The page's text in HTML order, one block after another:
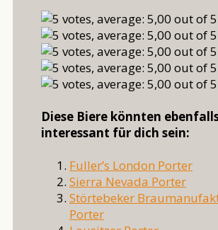
Diese Biere könnten
interessant für dich sein:
Fuller’s London Porter
Sierra Nevada Porter
Störtebeker
Porter